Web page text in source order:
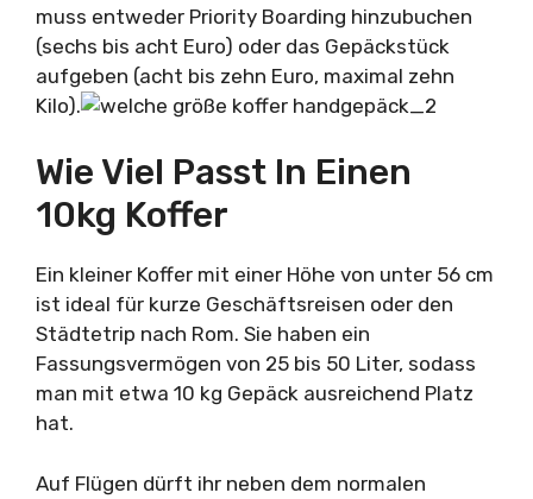
muss entweder Priority Boarding hinzubuchen
(sechs bis acht Euro) oder das Gepäckstück
aufgeben (acht bis zehn Euro, maximal zehn
Kilo).
Wie Viel Passt In Einen
10kg Koffer
Ein kleiner Koffer mit einer Höhe von unter 56 cm
ist ideal für kurze Geschäftsreisen oder den
Städtetrip nach Rom. Sie haben ein
Fassungsvermögen von 25 bis 50 Liter, sodass
man mit etwa 10 kg Gepäck ausreichend Platz
hat.
Auf Flügen dürft ihr neben dem normalen